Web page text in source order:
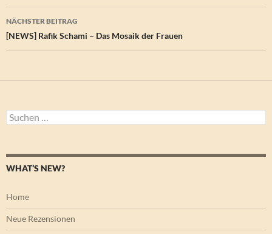
NÄCHSTER BEITRAG
[NEWS] Rafik Schami – Das Mosaik der Frauen
Suchen
nach:
WHAT’S NEW?
Home
Neue Rezensionen